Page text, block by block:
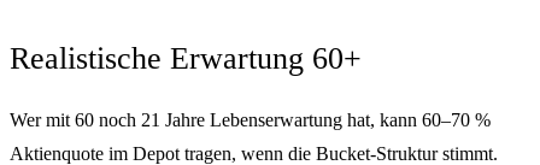
Realistische Erwartung 60+
Wer mit 60 noch 21 Jahre Lebenserwartung hat, kann 60–70 %
Aktienquote im Depot tragen, wenn die Bucket-Struktur stimmt.